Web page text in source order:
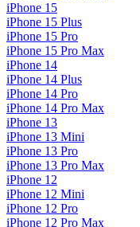
iPhone 15
iPhone 15 Plus
iPhone 15 Pro
iPhone 15 Pro Max
iPhone 14
iPhone 14 Plus
iPhone 14 Pro
iPhone 14 Pro Max
iPhone 13
iPhone 13 Mini
iPhone 13 Pro
iPhone 13 Pro Max
iPhone 12
iPhone 12 Mini
iPhone 12 Pro
iPhone 12 Pro Max